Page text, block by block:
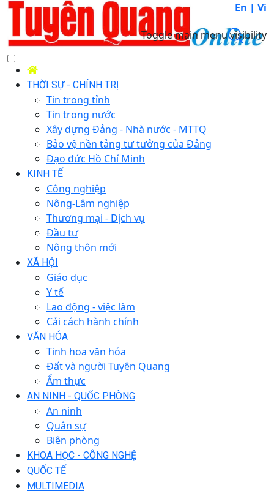
En | Vi
Toggle main menu visibility
THỜI SỰ - CHÍNH TRỊ
Tin trong tỉnh
Tin trong nước
Xây dựng Đảng - Nhà nước - MTTQ
Bảo vệ nền tảng tư tưởng của Đảng
Đạo đức Hồ Chí Minh
KINH TẾ
Công nghiệp
Nông-Lâm nghiệp
Thương mại - Dịch vụ
Đầu tư
Nông thôn mới
XÃ HỘI
Giáo dục
Y tế
Lao động - việc làm
Cải cách hành chính
VĂN HÓA
Tinh hoa văn hóa
Đất và người Tuyên Quang
Ẩm thực
AN NINH - QUỐC PHÒNG
An ninh
Quân sự
Biên phòng
KHOA HỌC - CÔNG NGHỆ
QUỐC TẾ
MULTIMEDIA